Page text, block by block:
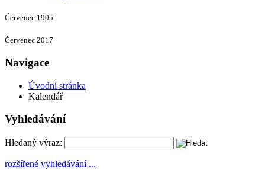
Červenec 1905
Červenec 2017
Navigace
Úvodní stránka
Kalendář
Vyhledávání
Hledaný výraz:
rozšířené vyhledávání ...